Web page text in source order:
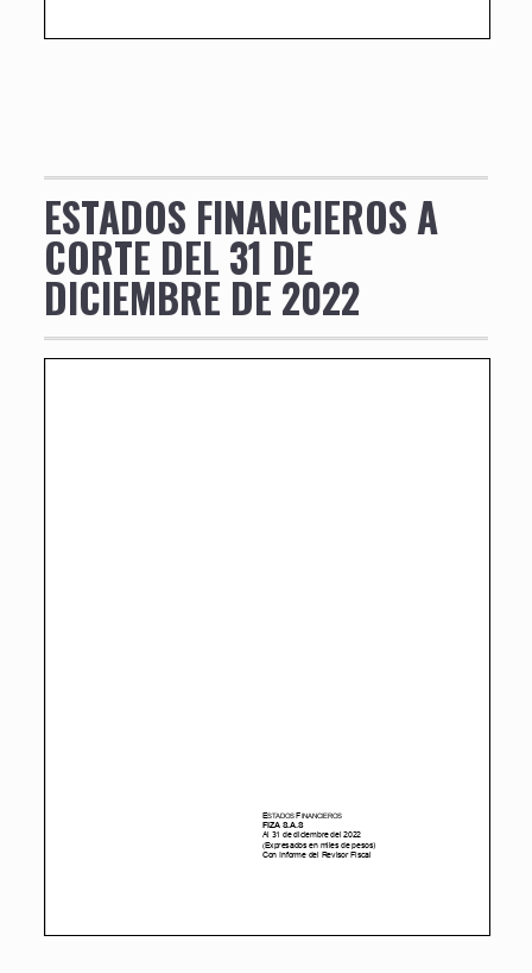
ESTADOS FINANCIEROS A
CORTE DEL 31 DE
DICIEMBRE DE 2022